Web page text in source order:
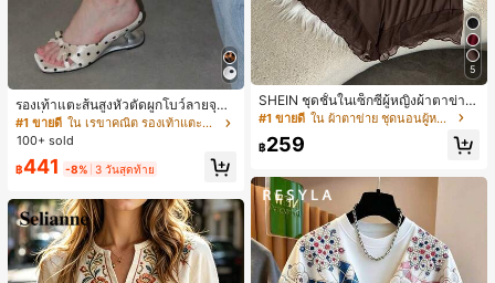
รองเท้าแตะส้นสูงหัวตัดผูกโบว์ลายจุดส
ายเดี่ยวส้นไม่สมมาตรสำหรับผู้หญิง, รอ
งเท้าแตะส้นสูงหนังเทียมสีขาวหรูหรา
#1 ขายดี
ใน เรขาคณิต รองเท้าแตะส้นสูงผู้หญิง
100+ sold
฿441 -8% 3 วันสุดท้าย
5
SHEIN ชุดชั้นในเซ็กซี่ผู้หญิงผ้าตาข่าย
มีโครงคัพบาง
#1 ขายดี ใน ผ้าตาข่าย ชุดนอนผู้หญิง
฿259